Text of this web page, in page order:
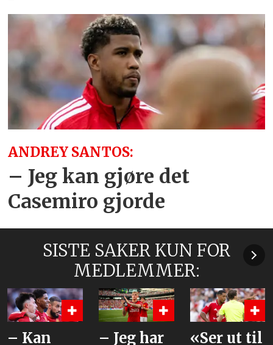
ANDREY SANTOS:
– Jeg kan gjøre det
Casemiro gjorde
SISTE SAKER KUN FOR
MEDLEMMER:
– Jeg har
«Ser ut til
Beskriver